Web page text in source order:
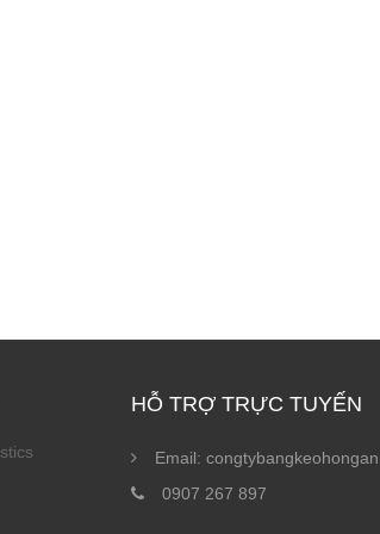
HỖ TRỢ TRỰC TUYẾN
Email:
0907 267 897